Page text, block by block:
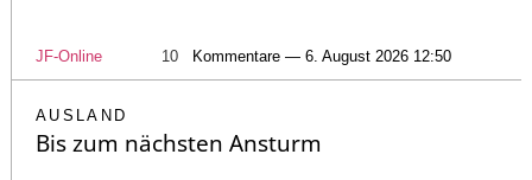
JF-Online 10 Kommentare — 6. August 2026 12:50
AUSLAND
Bis zum nächsten Ansturm